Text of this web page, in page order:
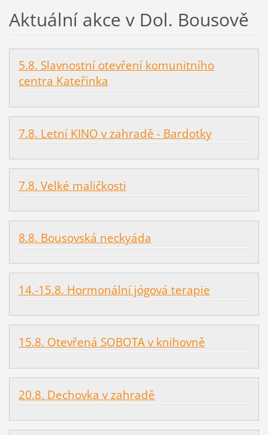
Aktuální akce v Dol. Bousově
5.8. Slavnostní otevření komunitního
centra Kateřinka
7.8. Letní KINO v zahradě - Bardotky
7.8. Velké maličkosti
8.8. Bousovská neckyáda
14.-15.8. Hormonální jógová terapie
15.8. Otevřená SOBOTA v knihovně
20.8. Dechovka v zahradě